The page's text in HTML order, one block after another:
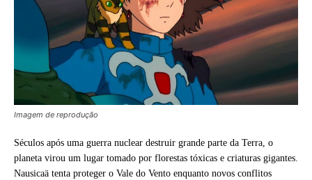
Imagem de reprodução
Séculos após uma guerra nuclear destruir grande parte da Terra, o
planeta virou um lugar tomado por florestas tóxicas e criaturas gigantes.
Nausicaä tenta proteger o Vale do Vento enquanto novos conflitos